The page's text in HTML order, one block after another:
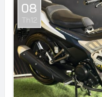
08
Th12